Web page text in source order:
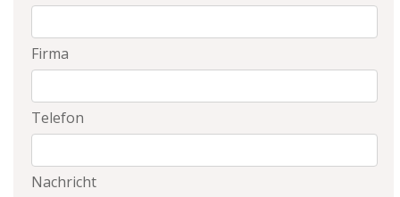
Firma
Telefon
Nachricht